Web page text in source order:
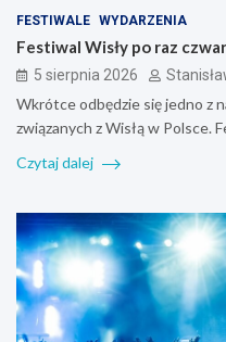
FESTIWALE WYDARZENIA
Festiwal Wisły po raz
5 sierpnia 2026
Wkrótce odbędzie się jedno z
związanych z Wisłą w Polsce.
Czytaj dalej